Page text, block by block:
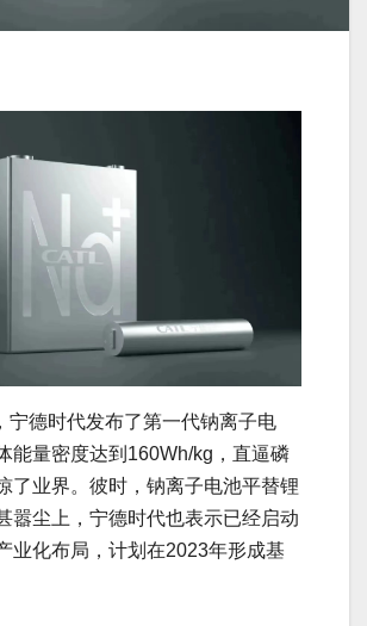
宁德时代发布了第一代钠离子电
能量密度达到160Wh/kg，直逼磷
了业界。彼时，钠离子电池平替锂
嚣尘上，宁德时代也表示已经启动
业化布局，计划在2023年形成基